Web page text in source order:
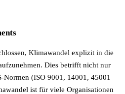
Klimawandel explizit in die
Dies betrifft nicht nur
Normen (ISO 9001, 14001, 45001
ist für viele Organisationen